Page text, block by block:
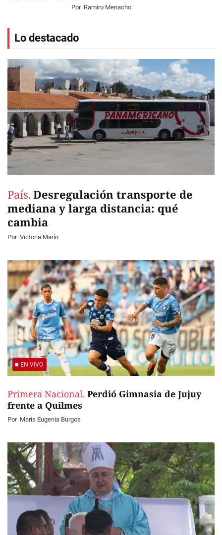
Por Ramiro Menacho
Lo destacado
País. Desregulación transporte de
mediana y larga distancia: qué
cambia
Por Victoria Marín
EN VIVO
Primera Nacional. Perdió Gimnasia de Jujuy
frente a Quilmes
Por Maria Eugenia Burgos